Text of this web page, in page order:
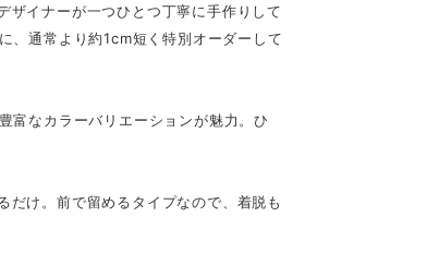
ザイナーが一つひとつ丁寧に手作りして
通常より約1cm短く特別オーダーして
富なカラーバリエーションが魅力。ひ
だけ。前で留めるタイプなので、着脱も